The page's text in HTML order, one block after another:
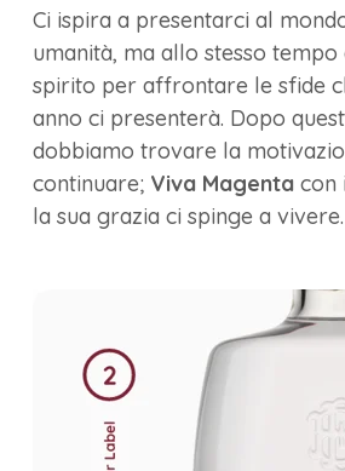
Ci ispira a presentarci al
umanità, ma allo stesso
spirito per affrontare le sfide
anno ci presenterà. Dopo
dobbiamo trovare la
continuare; Viva Magenta con
la sua grazia ci spinge a vivere.